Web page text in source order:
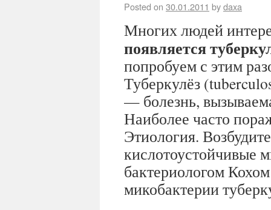
Posted on 30.01.2011 bydaxa
Многих людей
появляется
попробуем с этим
Туберкулёз
— болезнь,
Наиболее часто
Этиология.
кислотоустойчивые
бактериологом
микобактерии